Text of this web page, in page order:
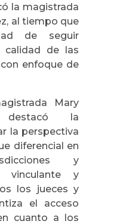
la magistrada
al tiempo que
de seguir
calidad de las
enfoque de
Mary
destacó la
la perspectiva
diferencial en
y
vinculante y
los jueces y
el acceso
cuanto a los